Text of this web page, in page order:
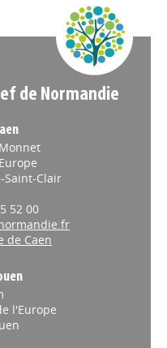
de Normandie
Saint-Clair
52 00
de Caen
l'Europe